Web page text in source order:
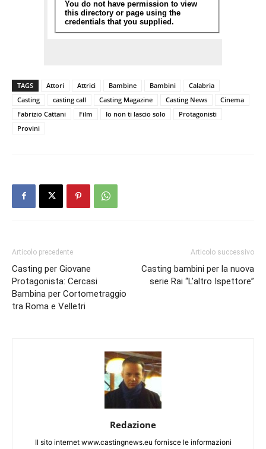
TAGS Attori Attrici Bambine Bambini
Calabria
Casting
casting call Casting Magazine Casting News
Cinema
Fabrizio Cattani
Film Io non ti lascio solo
Protagonisti
Provini
Articolo precedente
Casting per Giovane
Protagonista: Cercasi
Bambina per Cortometraggio
tra Roma e Velletri
Articolo successivo
Casting bambini per la nuova
serie Rai “L’altro Ispettore”
Redazione
Il sito internet www.castingnews.eu fornisce le informazioni